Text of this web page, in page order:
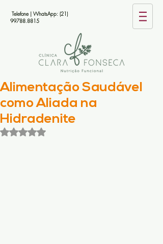
Telefone | WhatsApp: (21)
99788.8815
Alimentação Saudável
como Aliada na
Hidradenite
Avaliado com NaN de 5 estrelas.